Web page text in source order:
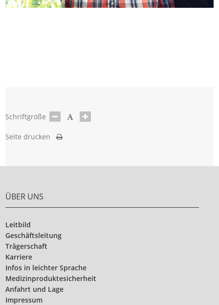
Schriftgröße
Seite drucken
ÜBER UNS
Leitbild
Geschäftsleitung
Trägerschaft
Karriere
Infos in leichter Sprache
Medizinproduktesicherheit
Anfahrt und Lage
Impressum